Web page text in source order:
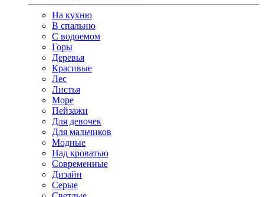
На кухню
В спальню
С водоемом
Горы
Деревья
Красивые
Лес
Листья
Море
Пейзажи
Для девочек
Для мальчиков
Модные
Над кроватью
Современные
Дизайн
Серые